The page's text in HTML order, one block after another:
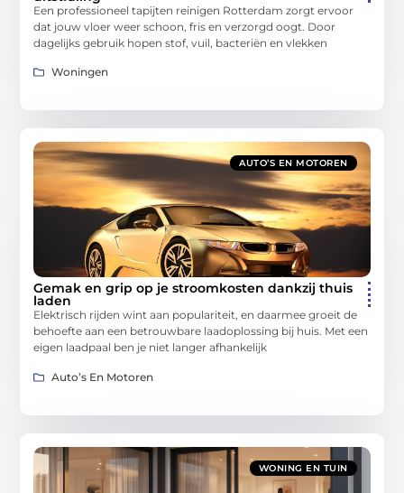
Een professioneel tapijten reinigen Rotterdam zorgt ervoor
dat jouw vloer weer schoon, fris en verzorgd oogt. Door
dagelijks gebruik hopen stof, vuil, bacteriën en vlekken
Woningen
AUTO’S EN MOTOREN
Gemak en grip op je stroomkosten dankzij thuis
laden
Elektrisch rijden wint aan populariteit, en daarmee groeit de
behoefte aan een betrouwbare laadoplossing bij huis. Met een
eigen laadpaal ben je niet langer afhankelijk
Auto’s En Motoren
WONING EN TUIN